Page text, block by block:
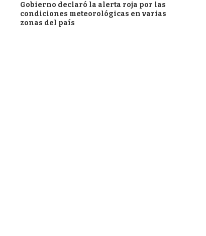
Gobierno declaró la alerta roja por las
condiciones meteorológicas en varias
zonas del país